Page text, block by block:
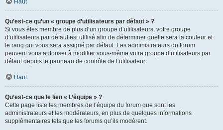
Haut
Qu’est-ce qu’un « groupe d’utilisateurs par défaut » ?
Si vous êtes membre de plus d’un groupe d’utilisateurs, votre groupe
d’utilisateurs par défaut est utilisé afin de déterminer quelle sera la couleur et
le rang qui vous sera assigné par défaut. Les administrateurs du forum
peuvent vous autoriser à modifier vous-même votre groupe d’utilisateurs par
défaut depuis le panneau de contrôle de l’utilisateur.
Haut
Qu’est-ce que le lien « L’équipe » ?
Cette page liste les membres de l’équipe du forum que sont les
administrateurs et les modérateurs, en plus de quelques informations
supplémentaires tels que les forums qu’ils modèrent.